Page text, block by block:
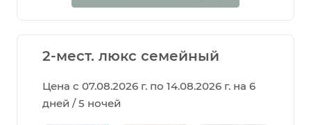
2-мест. люкс семейный
Цена с 07.08.2026 г. по 14.08.2026 г. на 6
дней / 5 ночей